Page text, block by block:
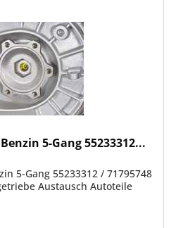
5-Gang 55233312...
5-Gang 55233312 / 71795748
Austausch Autoteile